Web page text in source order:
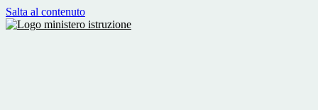
Salta al contenuto